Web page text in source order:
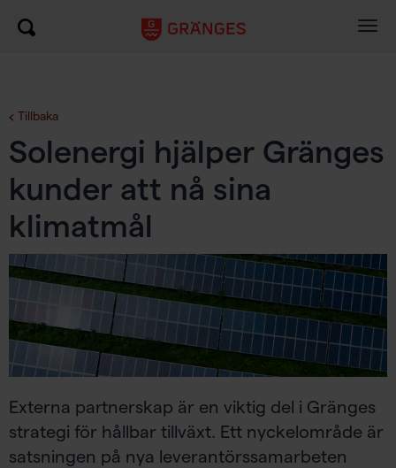
Tillbaka
Solenergi hjälper Gränges
kunder att nå sina
klimatmål
Externa partnerskap är en viktig del i Gränges
strategi för hållbar tillväxt. Ett nyckelområde är
satsningen på nya leverantörssamarbeten